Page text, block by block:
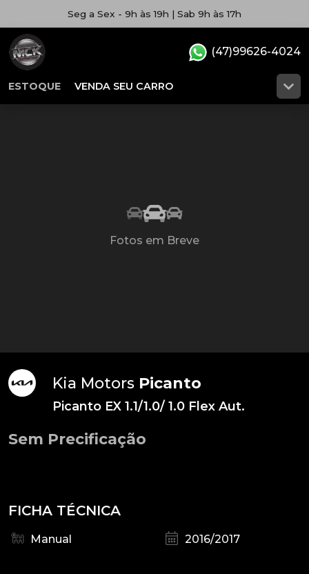
Seg a Sex - 9h às 19h | Sab 9h às 17h
ESTOQUE VENDA SEU CARRO
(47)99626-4024
Fotos em Breve
Kia Motors Picanto
Picanto EX 1.1/1.0/ 1.0 Flex Aut.
Sem Precificação
FICHA TÉCNICA
Manual 2016/2017